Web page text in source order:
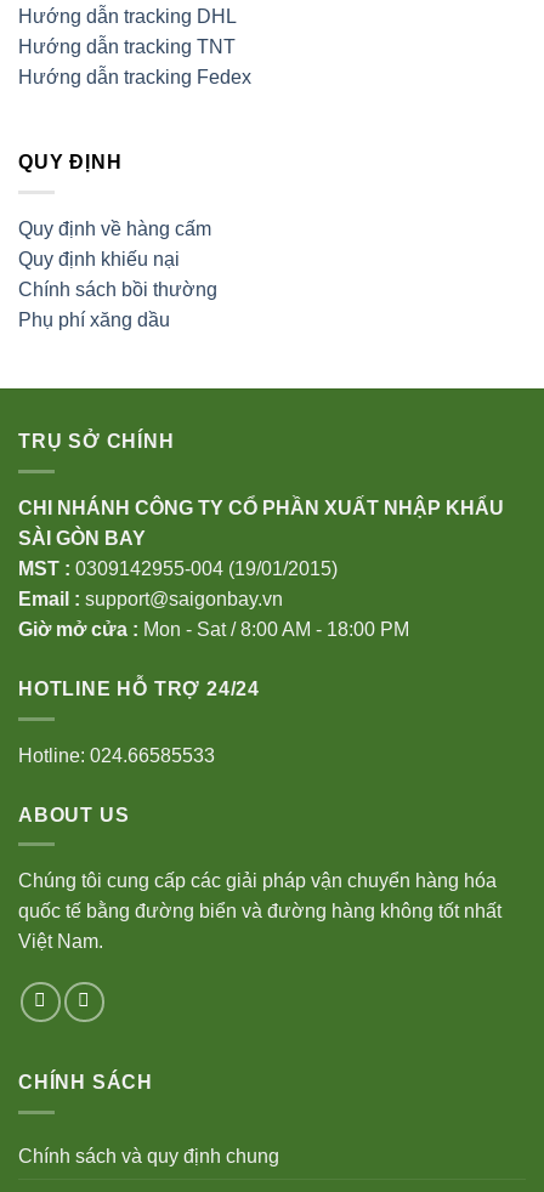
Hướng dẫn tracking DHL
Hướng dẫn tracking TNT
Hướng dẫn tracking Fedex
QUY ĐỊNH
Quy định về hàng cấm
Quy định khiếu nại
Chính sách bồi thường
Phụ phí xăng dầu
TRỤ SỞ CHÍNH
CHI NHÁNH CÔNG TY CỔ PHẦN XUẤT NHẬP KHẨU
SÀI GÒN BAY
MST : 0309142955-004 (19/01/2015)
Email : support@saigonbay.vn
Giờ mở cửa : Mon - Sat / 8:00 AM - 18:00 PM
HOTLINE HỖ TRỢ 24/24
Hotline: 024.66585533
ABOUT US
Chúng tôi cung cấp các giải pháp vận chuyển hàng hóa
quốc tế bằng đường biển và đường hàng không tốt nhất
Việt Nam.
CHÍNH SÁCH
Chính sách và quy định chung